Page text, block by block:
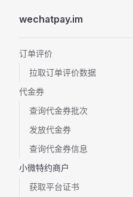
Skip to content
wechatpay.im
订单评价
拉取订单评价数据
代金券
查询代金券批次
发放代金券
查询代金券信息
小微特约商户
获取平台证书